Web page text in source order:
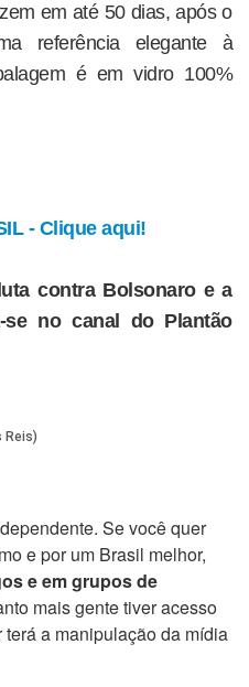
em até 50 dias, após o
referência elegante à
é em vidro 100%
- Clique aqui!
contra Bolsonaro e a
se no canal do Plantão
Se você quer
e por um Brasil melhor,
e em grupos de
mais gente tiver acesso
a manipulação da mídia